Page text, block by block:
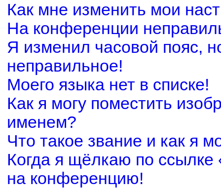
Как мне изменить мои
На конференции
Я изменил часовой пояс,
неправильное!
Моего языка нет в списке!
Как я могу поместить
именем?
Что такое звание и как я
Когда я щёлкаю по ссылке
на конференцию!